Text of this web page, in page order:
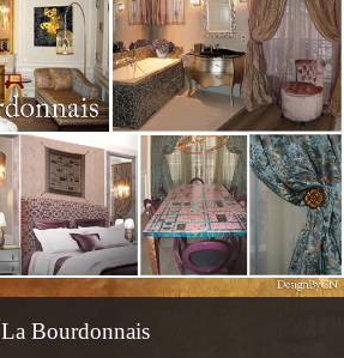
La Bourdonnais